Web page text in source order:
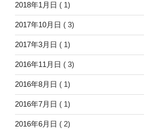
2018年1月日 ( 1)
2017年10月日 ( 3)
2017年3月日 ( 1)
2016年11月日 ( 3)
2016年8月日 ( 1)
2016年7月日 ( 1)
2016年6月日 ( 2)